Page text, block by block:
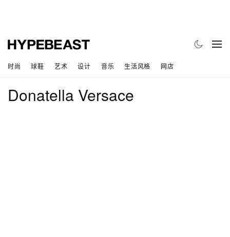
时尚 球鞋 艺术 设计 音乐 生活风格 网店
Donatella Versace